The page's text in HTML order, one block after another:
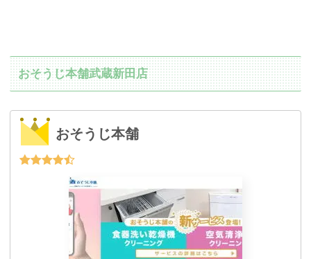
おそうじ本舗武蔵新田店
おそうじ本舗